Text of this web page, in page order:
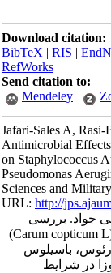
Download citation:
BibTeX|RIS|
RefWorks
Send citation to:
Mendeley
Jafari-Sales A,
Antimicrobial
on Staphylococcus
Pseudomonas
Sciences and
URL:http://
جواد. بررسی
اثرات آنتی باکتریال عصاره متانولی گیاه زنیان(Carum copticum L)
باسیلوس
در شرایط